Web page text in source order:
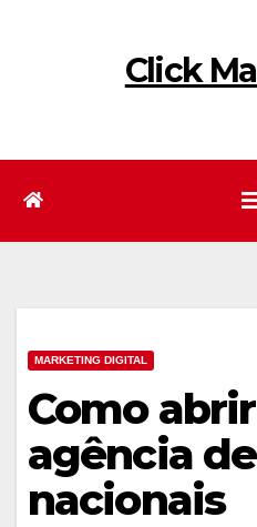
Click
MARKETING DIGITAL
Como
agência
nacionais